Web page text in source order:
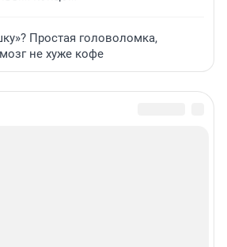
Простая головоломка,
не хуже кофе